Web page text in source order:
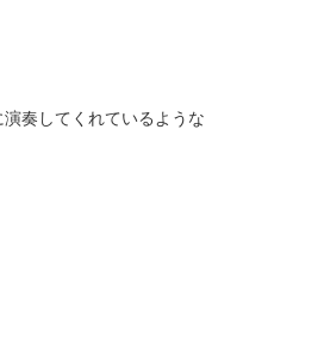
奏してくれているような